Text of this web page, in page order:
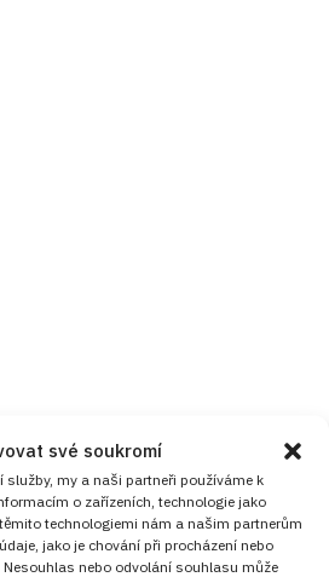
své soukromí
my a naši partneři používáme k
o zařízeních, technologie jako
technologiemi nám a našim partnerům
jako je chování při procházení nebo
nebo odvolání souhlasu může